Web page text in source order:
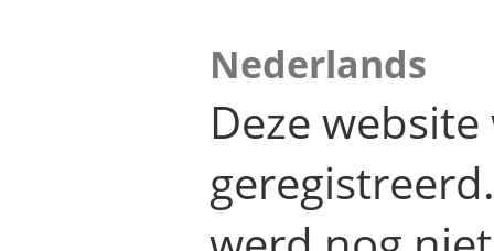
Nederlands
Deze